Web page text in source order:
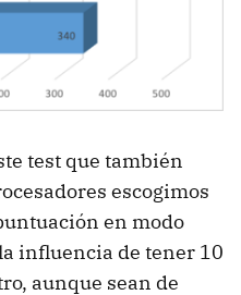
test que también
escogimos
en modo
influencia de tener 10
aunque sean de